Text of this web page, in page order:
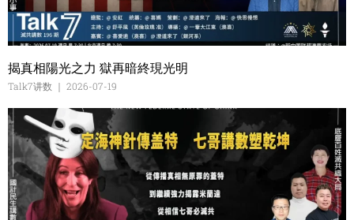
揭真相陽光之力 獄再暗終現光明
Talk7讲数 2026-07-19